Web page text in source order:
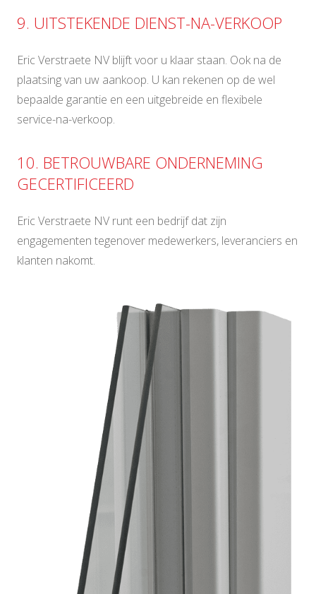
9. UITSTEKENDE DIENST-NA-VERKOOP
Eric Verstraete NV blijft voor u klaar staan. Ook na de
plaatsing van uw aankoop. U kan rekenen op de wel
bepaalde garantie en een uitgebreide en flexibele
service-na-verkoop.
10. BETROUWBARE ONDERNEMING
GECERTIFICEERD
Eric Verstraete NV runt een bedrijf dat zijn
engagementen tegenover medewerkers, leveranciers en
klanten nakomt.